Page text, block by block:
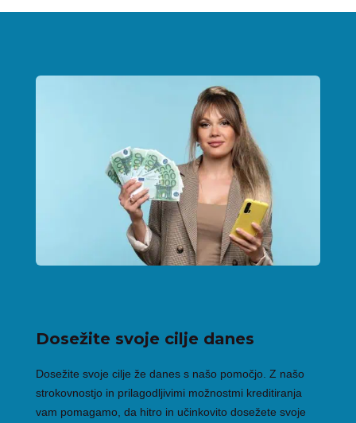
Dosežite svoje cilje danes
Dosežite svoje cilje že danes s našo pomočjo. Z našo
strokovnostjo in prilagodljivimi možnostmi kreditiranja
vam pomagamo, da hitro in učinkovito dosežete svoje